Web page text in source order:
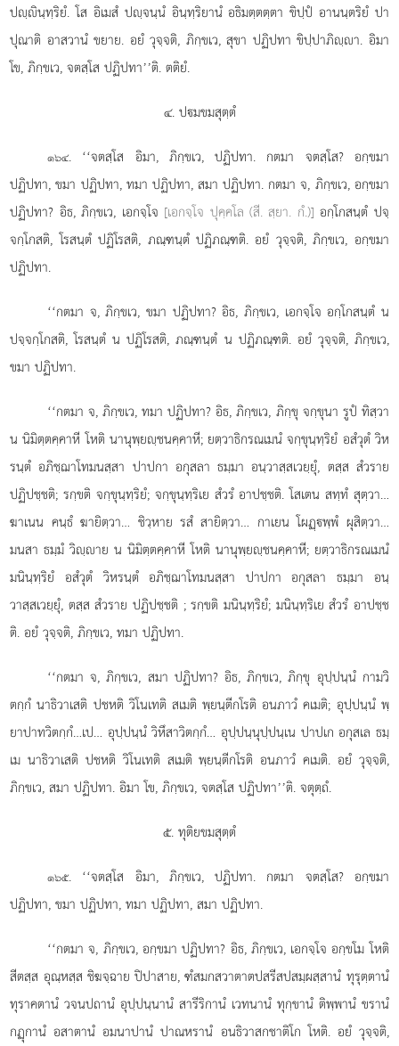
ปฺินฺทฺริยํ. โส อิเมสํ ปฺจนฺนํ อินฺทฺริยานํ อธิมตฺตตฺตา ขิปฺปํ อานนฺตริยํ ปา
ปุณาติ อาสวานํ ขยาย. อยํ วุจฺจติ, ภิกฺขเว, สุขา ปฏิปทา ขิปฺปาภิฺา. อิมา
โข, ภิกฺขเว, จตสฺโส ปฏิปทา’’ติ. ตติยํ.
๔. ปมขมสุตฺตํ
๑๖๔. ‘‘จตสฺโส อิมา, ภิกฺขเว, ปฏิปทา. กตมา จตสฺโส? อกฺขมา
ปฏิปทา, ขมา ปฏิปทา, ทมา ปฏิปทา, สมา ปฏิปทา. กตมา จ, ภิกฺขเว, อกฺขมา
ปฏิปทา? อิธ, ภิกฺขเว, เอกจฺโจ [เอกจฺโจ ปุคฺคโล (สี. สฺยา. กํ.)] อกฺโกสนฺตํ ปจฺ
จกฺโกสติ, โรสนฺตํ ปฏิโรสติ, ภณฺฑนฺตํ ปฏิภณฺฑติ. อยํ วุจฺจติ, ภิกฺขเว, อกฺขมา
ปฏิปทา.
‘‘กตมา จ, ภิกฺขเว, ขมา ปฏิปทา? อิธ, ภิกฺขเว, เอกจฺโจ อกฺโกสนฺตํ น
ปจฺจกฺโกสติ, โรสนฺตํ น ปฏิโรสติ, ภณฺฑนฺตํ น ปฏิภณฺฑติ. อยํ วุจฺจติ, ภิกฺขเว,
ขมา ปฏิปทา.
‘‘กตมา จ, ภิกฺขเว, ทมา ปฏิปทา? อิธ, ภิกฺขเว, ภิกฺขุ จกฺขุนา รูปํ ทิสฺวา
น นิมิตฺตคฺคาหี โหติ นานุพฺยฺชนคฺคาหี; ยตฺวาธิกรณเมนํ จกฺขุนฺทฺริยํ อสํวุตํ วิห
รนฺตํ อภิชฺฌาโทมนสฺสา ปาปกา อกุสลา ธมฺมา อนฺวาสฺสเวยฺยุํ, ตสฺส สํวราย
ปฏิปชฺชติ; รกฺขติ จกฺขุนฺทฺริยํ; จกฺขุนฺทฺริเย สํวรํ อาปชฺชติ. โสเตน สทฺทํ สุตฺวา…
ฆาเนน คนฺธํ ฆายิตฺวา… ชิวฺหาย รสํ สายิตฺวา… กาเยน โผฏฺพฺพํ ผุสิตฺวา…
มนสา ธมฺมํ วิฺาย น นิมิตฺตคฺคาหี โหติ นานุพฺยฺชนคฺคาหี; ยตฺวาธิกรณเมนํ
มนินฺทฺริยํ อสํวุตํ วิหรนฺตํ อภิชฺฌาโทมนสฺสา ปาปกา อกุสลา ธมฺมา อนฺ
วาสฺสเวยฺยุํ, ตสฺส สํวราย ปฏิปชฺชติ ; รกฺขติ มนินฺทฺริยํ; มนินฺทฺริเย สํวรํ อาปชฺช
ติ. อยํ วุจฺจติ, ภิกฺขเว, ทมา ปฏิปทา.
‘‘กตมา จ, ภิกฺขเว, สมา ปฏิปทา? อิธ, ภิกฺขเว, ภิกฺขุ อุปฺปนฺนํ กามวิ
ตกฺกํ นาธิวาเสติ ปชหติ วิโนเทติ สเมติ พฺยนฺตีกโรติ อนภาวํ คเมติ; อุปฺปนฺนํ พฺ
ยาปาทวิตกฺกํ…เป… อุปฺปนฺนํ วิหึสาวิตกฺกํ… อุปฺปนฺนุปฺปนฺเน ปาปเก อกุสเล ธมฺ
เม นาธิวาเสติ ปชหติ วิโนเทติ สเมติ พฺยนฺตีกโรติ อนภาวํ คเมติ. อยํ วุจฺจติ,
ภิกฺขเว, สมา ปฏิปทา. อิมา โข, ภิกฺขเว, จตสฺโส ปฏิปทา’’ติ. จตุตฺถํ.
๕. ทุติยขมสุตฺตํ
๑๖๕. ‘‘จตสฺโส อิมา, ภิกฺขเว, ปฏิปทา. กตมา จตสฺโส? อกฺขมา
ปฏิปทา, ขมา ปฏิปทา, ทมา ปฏิปทา, สมา ปฏิปทา.
‘‘กตมาจ, ภิกฺขเว, อกฺขมา ปฏิปทา? อิธ, ภิกฺขเว, เอกจฺโจ อกฺขโม โหติ
สีตสฺส อุณฺหสฺส ชิฆจฺฉาย ปิปาสาย, ฑํสมกสวาตาตปสรีสปสมฺผสฺสานํ ทุรุตฺตานํ
ทุราคตานํ วจนปถานํ อุปฺปนฺนานํ สารีริกานํ เวทนานํ ทุกฺขานํ ติพฺพานํ ขรานํ
กฏุกานํ อสาตานํ อมนาปานํ ปาณหรานํ อนธิวาสกชาติโก โหติ. อยํ วุจฺจติ,